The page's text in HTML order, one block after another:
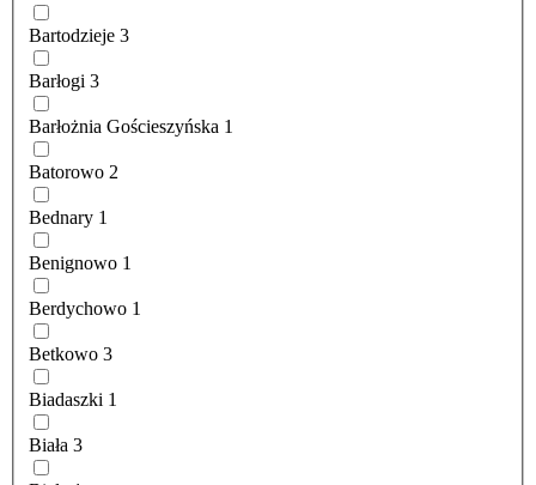
Bartodzieje 3
Barłogi 3
Barłożnia Gościeszyńska 1
Batorowo 2
Bednary 1
Benignowo 1
Berdychowo 1
Betkowo 3
Biadaszki 1
Biała 3